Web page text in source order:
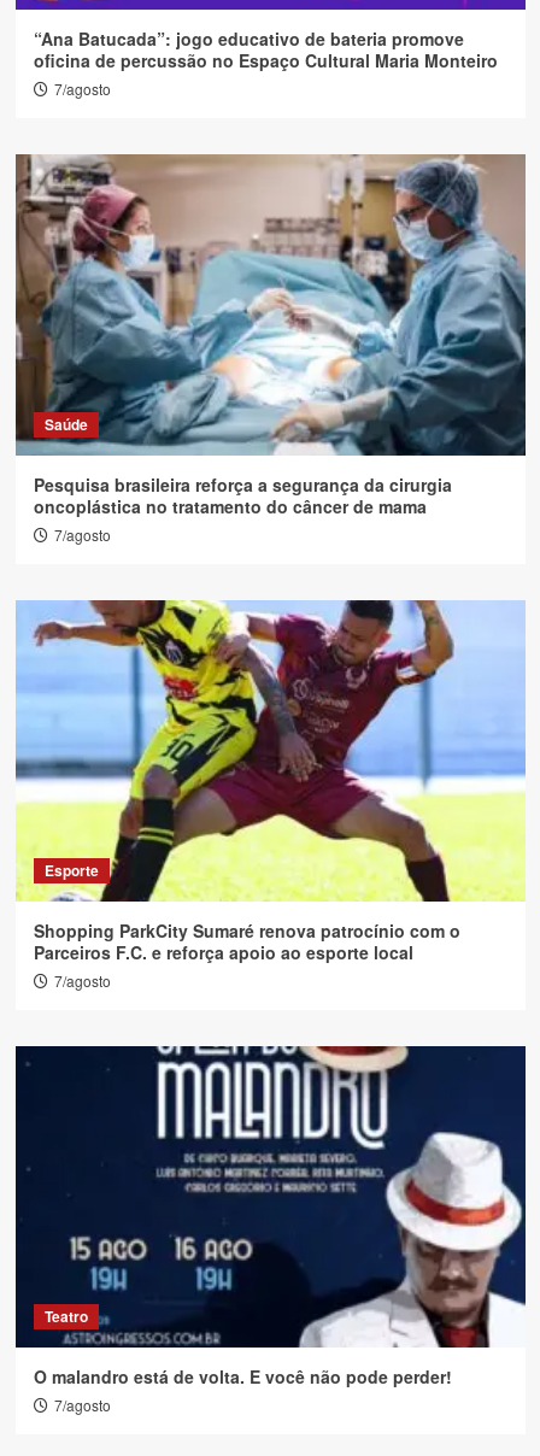
“Ana Batucada”: jogo educativo de bateria promove
oficina de percussão no Espaço Cultural Maria Monteiro
7/agosto
Saúde
Pesquisa brasileira reforça a segurança da cirurgia
oncoplástica no tratamento do câncer de mama
7/agosto
Esporte
Shopping ParkCity Sumaré renova patrocínio com o
Parceiros F.C. e reforça apoio ao esporte local
7/agosto
Teatro
O malandro está de volta. E você não pode perder!
7/agosto